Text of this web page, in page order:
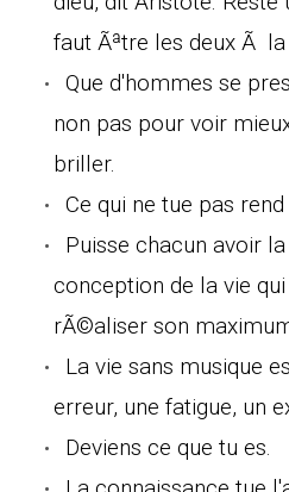
faut Ãªtre les deux Ã
Que d'hommes se
non pas pour voir
briller.
Ce qui ne tue pas
Puisse chacun avoir
conception de la vie
rÃ©aliser son
La vie sans musique
erreur, une fatigue, un
Deviens ce que tu es.